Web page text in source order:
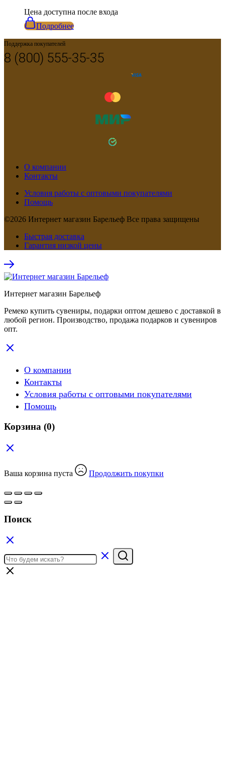
Цена доступна после входа
Подробнее
Поддержка покупателей
8 (800) 555-35-35
О компании
Контакты
Условия работы с оптовыми покупателями
Помощь
©2026 Интернет магазин Барельеф Все права защищены
Быстрая доставка
Гарантия низкой цены
Интернет магазин Барельеф
Ремеко купить сувениры, подарки оптом дешево с доставкой в
любой регион. Производство, продажа подарков и сувениров
опт.
О компании
Контакты
Условия работы с оптовыми покупателями
Помощь
Корзина (0)
Ваша корзина пуста Продолжить покупки
Поиск